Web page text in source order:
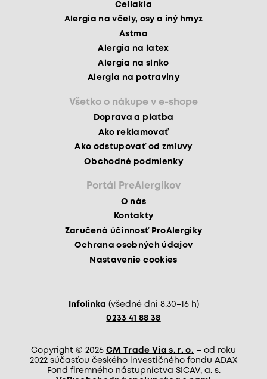
Celiakia
Alergia na včely, osy a iný hmyz
Astma
Alergia na latex
Alergia na slnko
Alergia na potraviny
Všetko o nákupe v e-shope
Doprava a platba
Ako reklamovať
Ako odstupovať od zmluvy
Obchodné podmienky
Portál PreAlergikov
O nás
Kontakty
Zaručená účinnosť ProAlergiky
Ochrana osobných údajov
Nastavenie cookies
Infolinka (všedné dni 8.30–16 h)
0233 41 88 38
Copyright © 2026 CM Trade Via s. r. o. – od roku
2022 súčasťou českého investičného fondu ADAX
Fond firemného nástupníctva SICAV, a. s.